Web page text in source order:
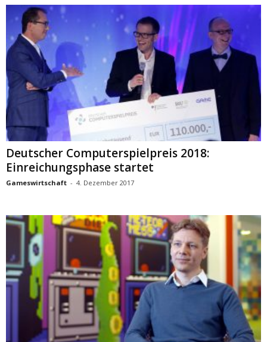
Deutscher Computerspielpreis 2018:
Einreichungsphase startet
Gameswirtschaft - 4. Dezember 2017